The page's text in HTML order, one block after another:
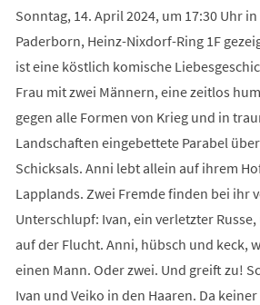
Sonntag, 14. April 2024, um 17:30 Uhr
Paderborn, Heinz-Nixdorf-Ring 1F
ist eine köstlich komische
Frau mit zwei Männern, eine zeitlos
gegen alle Formen von Krieg und in
Landschaften eingebettete Parabel
Schicksals. Anni lebt allein auf ihrem
Lapplands. Zwei Fremde finden bei ihr
Unterschlupf: Ivan, ein verletzter
auf der Flucht. Anni, hübsch und keck,
einen Mann. Oder zwei. Und greift zu!
Ivan und Veiko in den Haaren. Da